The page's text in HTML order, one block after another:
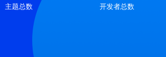
主题总数 开发者总数